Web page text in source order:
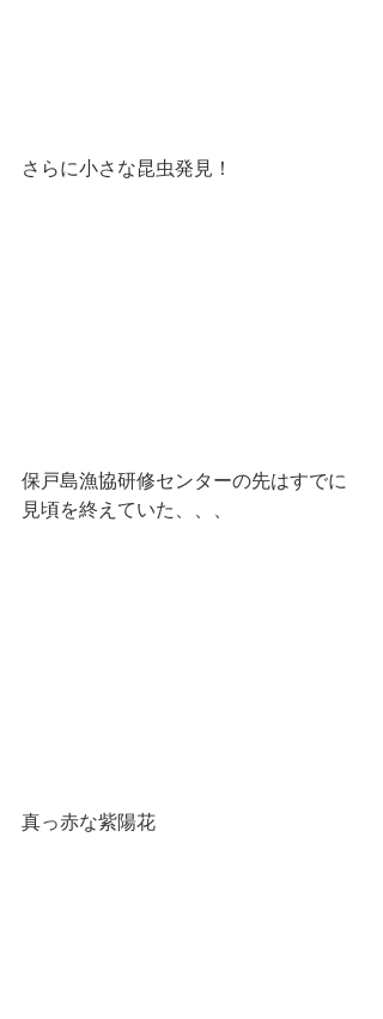
さらに小さな昆虫発見！
保戸島漁協研修センターの先はすでに
見頃を終えていた、、、
真っ赤な紫陽花